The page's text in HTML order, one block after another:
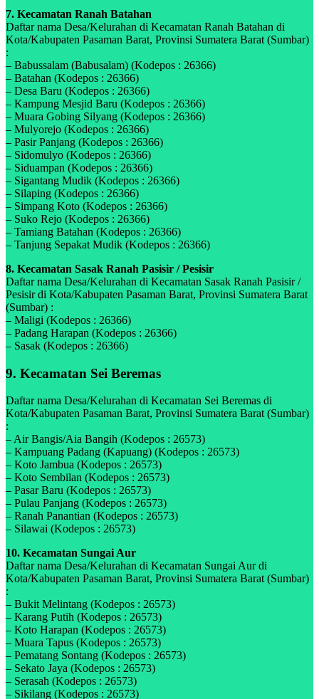
7. Kecamatan Ranah Batahan
Daftar nama Desa/Kelurahan di Kecamatan Ranah Batahan di
Kota/Kabupaten Pasaman Barat, Provinsi Sumatera Barat (Sumbar)
:
– Babussalam (Babusalam) (Kodepos : 26366)
– Batahan (Kodepos : 26366)
– Desa Baru (Kodepos : 26366)
– Kampung Mesjid Baru (Kodepos : 26366)
– Muara Gobing Silyang (Kodepos : 26366)
– Mulyorejo (Kodepos : 26366)
– Pasir Panjang (Kodepos : 26366)
– Sidomulyo (Kodepos : 26366)
– Siduampan (Kodepos : 26366)
– Sigantang Mudik (Kodepos : 26366)
– Silaping (Kodepos : 26366)
– Simpang Koto (Kodepos : 26366)
– Suko Rejo (Kodepos : 26366)
– Tamiang Batahan (Kodepos : 26366)
– Tanjung Sepakat Mudik (Kodepos : 26366)
8. Kecamatan Sasak Ranah Pasisir / Pesisir
Daftar nama Desa/Kelurahan di Kecamatan Sasak Ranah Pasisir /
Pesisir di Kota/Kabupaten Pasaman Barat, Provinsi Sumatera Barat
(Sumbar) :
– Maligi (Kodepos : 26366)
– Padang Harapan (Kodepos : 26366)
– Sasak (Kodepos : 26366)
9. Kecamatan Sei Beremas
Daftar nama Desa/Kelurahan di Kecamatan Sei Beremas di
Kota/Kabupaten Pasaman Barat, Provinsi Sumatera Barat (Sumbar)
:
– Air Bangis/Aia Bangih (Kodepos : 26573)
– Kampuang Padang (Kapuang) (Kodepos : 26573)
– Koto Jambua (Kodepos : 26573)
– Koto Sembilan (Kodepos : 26573)
– Pasar Baru (Kodepos : 26573)
– Pulau Panjang (Kodepos : 26573)
– Ranah Panantian (Kodepos : 26573)
– Silawai (Kodepos : 26573)
10. Kecamatan Sungai Aur
Daftar nama Desa/Kelurahan di Kecamatan Sungai Aur di
Kota/Kabupaten Pasaman Barat, Provinsi Sumatera Barat (Sumbar)
:
– Bukit Melintang (Kodepos : 26573)
– Karang Putih (Kodepos : 26573)
– Koto Harapan (Kodepos : 26573)
– Muara Tapus (Kodepos : 26573)
– Pematang Sontang (Kodepos : 26573)
– Sekato Jaya (Kodepos : 26573)
– Serasah (Kodepos : 26573)
– Sikilang (Kodepos : 26573)